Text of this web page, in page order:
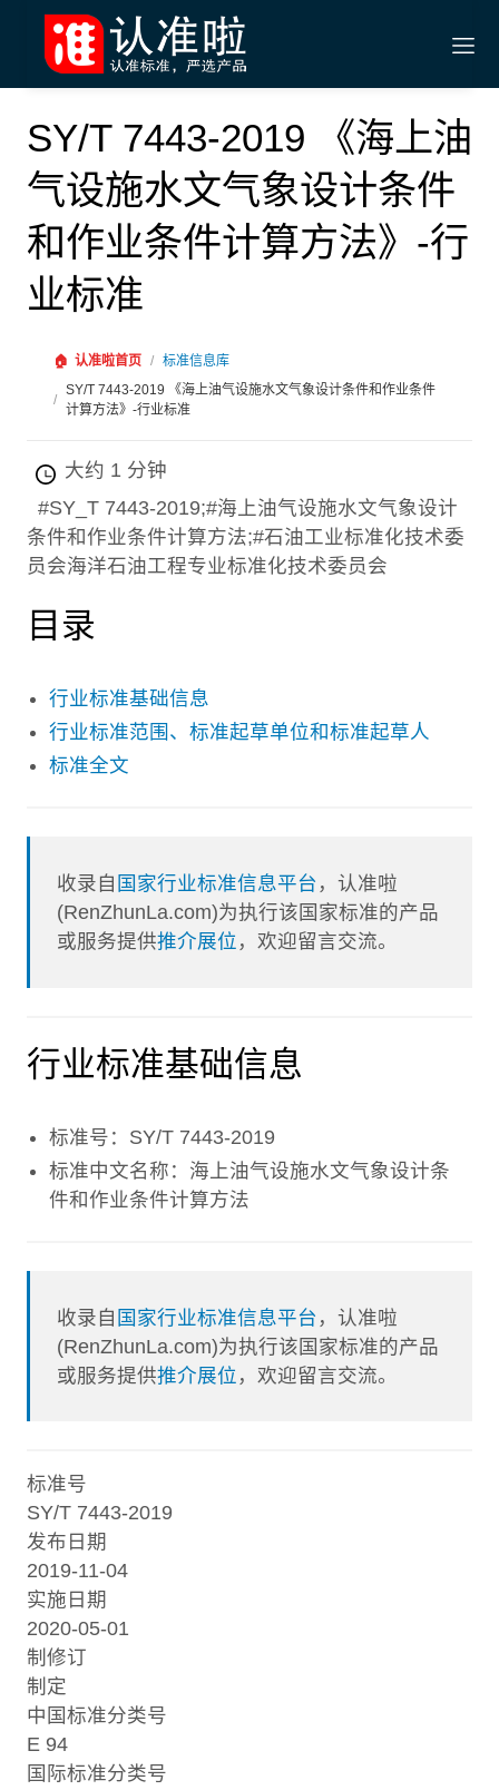
SY/T 7443-2019 《海上油
气设施水文气象设计条件
和作业条件计算方法》-行
业标准
🏠 认准啦首页 / 标准信息库
/
SY/T 7443-2019 《海上油气设施水文气象设计条件和作业条件
计算方法》-行业标准
大约 1 分钟
#SY_T 7443-2019;#海上油气设施水文气象设计
条件和作业条件计算方法;#石油工业标准化技术委
员会海洋石油工程专业标准化技术委员会
目录
行业标准基础信息
行业标准范围、标准起草单位和标准起草人
标准全文
收录自 国家行业标准信息平台 ，认准啦
(RenZhunLa.com)为执行该国家标准的产品
或服务提供推介展位 ，欢迎留言交流。
行业标准基础信息
标准号：SY/T 7443-2019
标准中文名称：海上油气设施水文气象设计条
件和作业条件计算方法
收录自 国家行业标准信息平台 ，认准啦
(RenZhunLa.com)为执行该国家标准的产品
或服务提供推介展位 ，欢迎留言交流。
标准号
SY/T 7443-2019
发布日期
2019-11-04
实施日期
2020-05-01
制修订
制定
中国标准分类号
E 94
国际标准分类号